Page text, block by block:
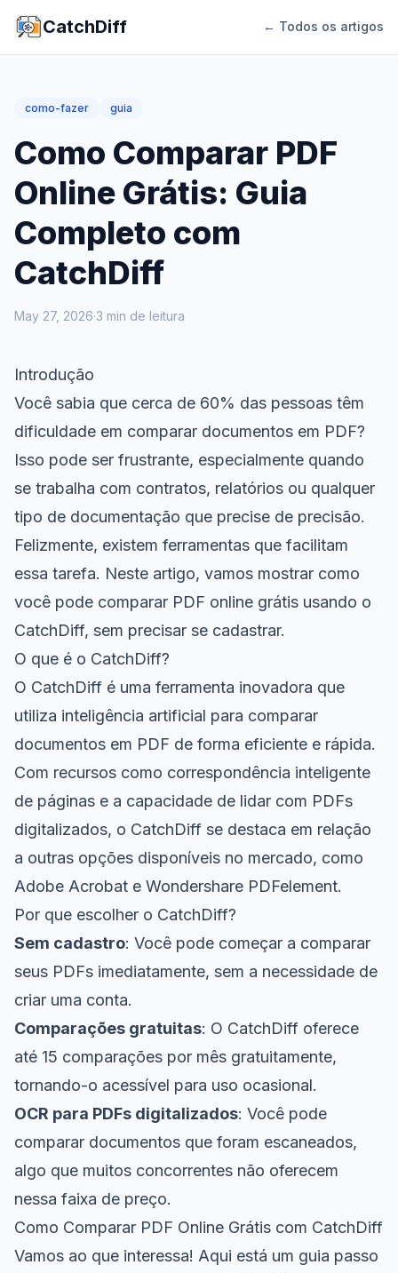
CatchDiff ← Todos os artigos
como-fazer guia
Como Comparar PDF
Online Grátis: Guia
Completo com
CatchDiff
May 27, 2026·3 min de leitura
Introdução
Você sabia que cerca de 60% das pessoas têm
dificuldade em comparar documentos em PDF?
Isso pode ser frustrante, especialmente quando
se trabalha com contratos, relatórios ou qualquer
tipo de documentação que precise de precisão.
Felizmente, existem ferramentas que facilitam
essa tarefa. Neste artigo, vamos mostrar como
você pode comparar PDF online grátis usando o
CatchDiff, sem precisar se cadastrar.
O que é o CatchDiff?
O CatchDiff é uma ferramenta inovadora que
utiliza inteligência artificial para comparar
documentos em PDF de forma eficiente e rápida.
Com recursos como correspondência inteligente
de páginas e a capacidade de lidar com PDFs
digitalizados, o CatchDiff se destaca em relação
a outras opções disponíveis no mercado, como
Adobe Acrobat e Wondershare PDFelement.
Por que escolher o CatchDiff?
Sem cadastro: Você pode começar a comparar
seus PDFs imediatamente, sem a necessidade de
criar uma conta.
Comparações gratuitas: O CatchDiff oferece
até 15 comparações por mês gratuitamente,
tornando-o acessível para uso ocasional.
OCR para PDFs digitalizados: Você pode
comparar documentos que foram escaneados,
algo que muitos concorrentes não oferecem
nessa faixa de preço.
Como Comparar PDF Online Grátis com CatchDiff
Vamos ao que interessa! Aqui está um guia passo